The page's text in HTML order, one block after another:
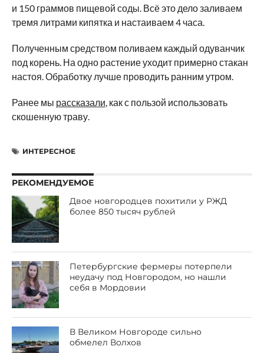
и 150 граммов пищевой соды. Всё это дело заливаем
тремя литрами кипятка и настаиваем 4 часа.
Полученным средством поливаем каждый одуванчик
под корень. На одно растение уходит примерно стакан
настоя. Обработку лучше проводить ранним утром.
Ранее мы рассказали, как с пользой использовать
скошенную траву.
ИНТЕРЕСНОЕ
РЕКОМЕНДУЕМОЕ
Двое новгородцев похитили у РЖД
более 850 тысяч рублей
Петербургские фермеры потерпели
неудачу под Новгородом, но нашли
себя в Мордовии
В Великом Новгороде сильно
обмелел Волхов